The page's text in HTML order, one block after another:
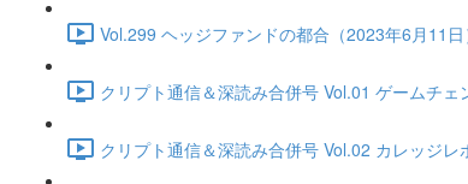
Vol.299 ヘッジファンドの都合（2023年6月11
クリプト通信＆深読み合併号 Vol.01 ゲームチ
クリプト通信＆深読み合併号 Vol.02 カレッジ